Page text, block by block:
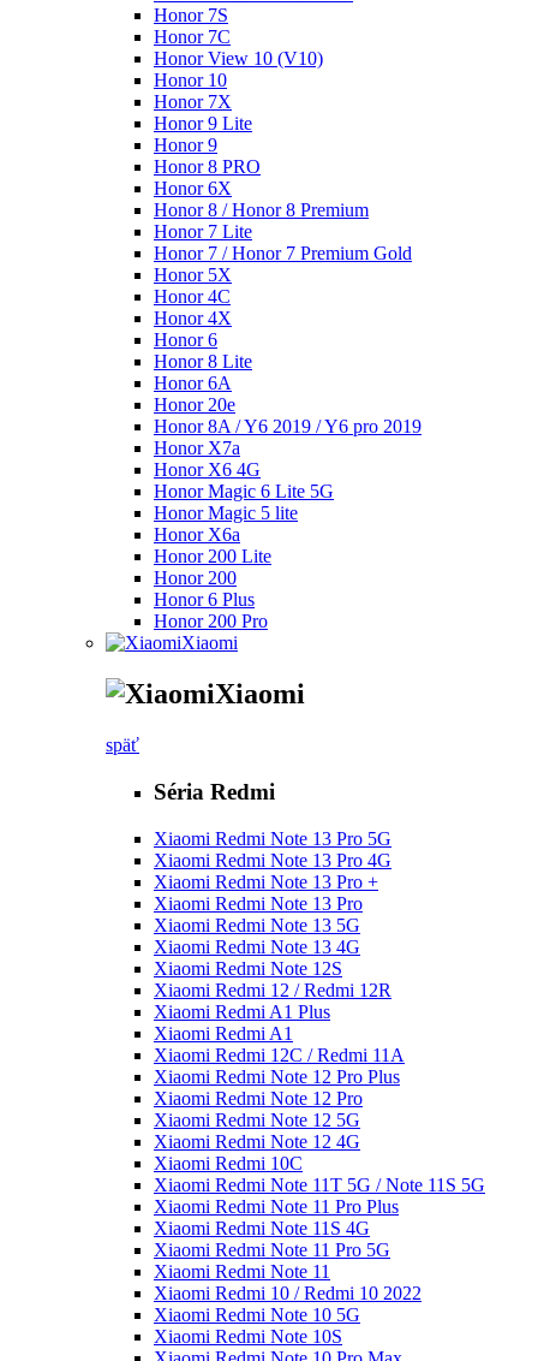
Honor 7S
Honor 7C
Honor View 10 (V10)
Honor 10
Honor 7X
Honor 9 Lite
Honor 9
Honor 8 PRO
Honor 6X
Honor 8 / Honor 8 Premium
Honor 7 Lite
Honor 7 / Honor 7 Premium Gold
Honor 5X
Honor 4C
Honor 4X
Honor 6
Honor 8 Lite
Honor 6A
Honor 20e
Honor 8A / Y6 2019 / Y6 pro 2019
Honor X7a
Honor X6 4G
Honor Magic 6 Lite 5G
Honor Magic 5 lite
Honor X6a
Honor 200 Lite
Honor 200
Honor 6 Plus
Honor 200 Pro
Xiaomi
Xiaomi
späť
Séria Redmi
Xiaomi Redmi Note 13 Pro 5G
Xiaomi Redmi Note 13 Pro 4G
Xiaomi Redmi Note 13 Pro +
Xiaomi Redmi Note 13 Pro
Xiaomi Redmi Note 13 5G
Xiaomi Redmi Note 13 4G
Xiaomi Redmi Note 12S
Xiaomi Redmi 12 / Redmi 12R
Xiaomi Redmi A1 Plus
Xiaomi Redmi A1
Xiaomi Redmi 12C / Redmi 11A
Xiaomi Redmi Note 12 Pro Plus
Xiaomi Redmi Note 12 Pro
Xiaomi Redmi Note 12 5G
Xiaomi Redmi Note 12 4G
Xiaomi Redmi 10C
Xiaomi Redmi Note 11T 5G / Note 11S 5G
Xiaomi Redmi Note 11 Pro Plus
Xiaomi Redmi Note 11S 4G
Xiaomi Redmi Note 11 Pro 5G
Xiaomi Redmi Note 11
Xiaomi Redmi 10 / Redmi 10 2022
Xiaomi Redmi Note 10 5G
Xiaomi Redmi Note 10S